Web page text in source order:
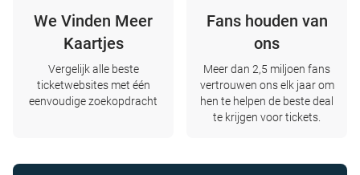
We Vinden Meer
Kaartjes
Vergelijk alle beste
ticketwebsites met één
eenvoudige zoekopdracht
Fans houden van
ons
Meer dan 2,5 miljoen fans
vertrouwen ons elk jaar om
hen te helpen de beste deal
te krijgen voor tickets.